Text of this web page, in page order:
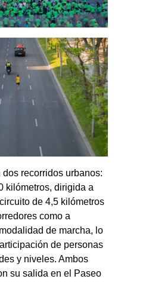
dos recorridos urbanos:
kilómetros, dirigida a
de 4,5 kilómetros
como a
de marcha, lo
de personas
y niveles. Ambos
su salida en el Paseo